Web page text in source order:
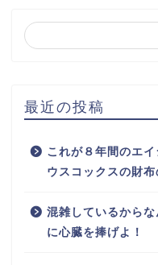
最近の投稿
これが８年間のエ
ウスコックスの財布
混雑しているから
に心臓を捧げよ！